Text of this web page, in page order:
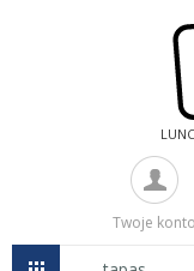
Twoje konto